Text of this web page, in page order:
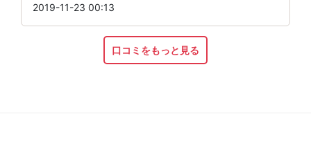
2019-11-23 00:13
口コミをもっと見る